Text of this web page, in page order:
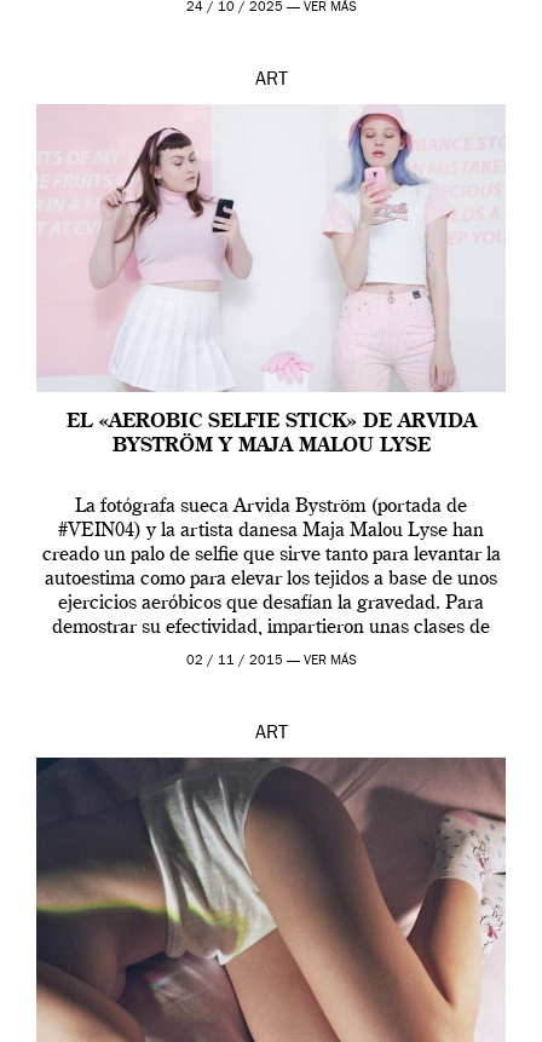
24 / 10 / 2025 — VER MÁS
ART
EL «AEROBIC SELFIE STICK» DE ARVIDA
BYSTRÖM Y MAJA MALOU LYSE
La fotógrafa sueca Arvida Byström (portada de
#VEIN04) y la artista danesa Maja Malou Lyse han
creado un palo de selfie que sirve tanto para levantar la
autoestima como para elevar los tejidos a base de unos
ejercicios aeróbicos que desafían la gravedad. Para
demostrar su efectividad, impartieron unas clases de
prueba en el Tate […]
02 / 11 / 2015 — VER MÁS
ART